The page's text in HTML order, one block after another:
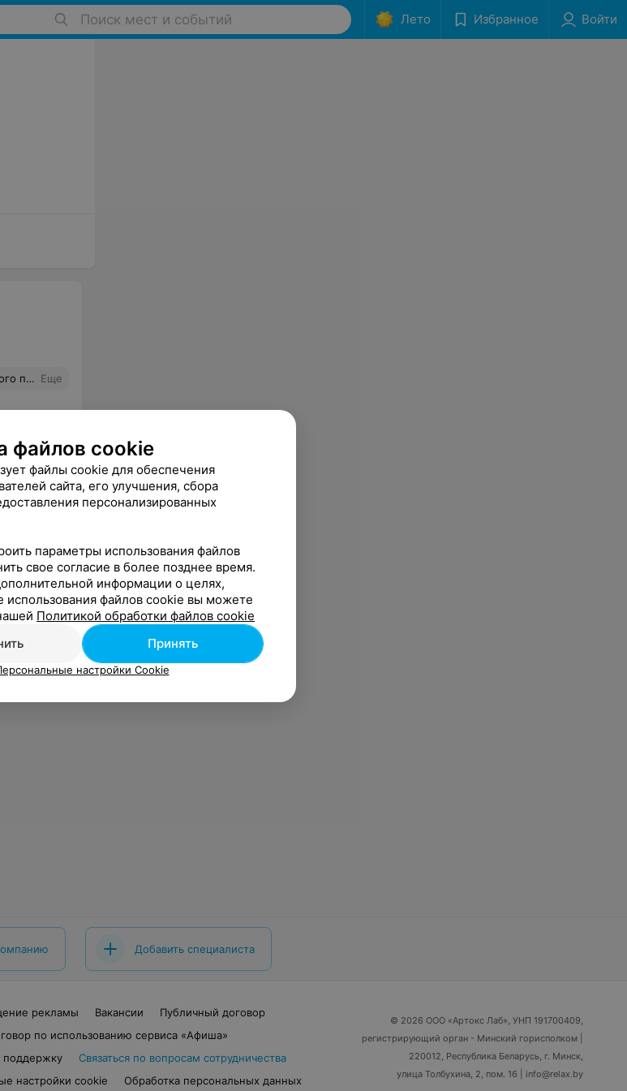
Поиск мест и событий Лето Избранное Войти
советую! Еще
Добавить специалиста
рекламы Вакансии
Публичный договор
по использованию сервиса «Афиша»
поддержку
Связаться по вопросам сотрудничества
настройки cookie Обработка персональных данных
© 2026 ООО «Артокс Лаб», УНП 191700409,
регистрирующий орган - Минский горисполком
220012, Республика Беларусь, г. Минск,
улица Толбухина, 2, пом. 16 | info@relax.by
файлов cookie
файлы cookie для обеспечения
сайта, его улучшения, сбора
персонализированных
параметры использования файлов
свое согласие в более позднее время.
информации о целях,
использования файлов cookie вы можете
Политикой обработки файлов cookie
Принять
настройки Cookie